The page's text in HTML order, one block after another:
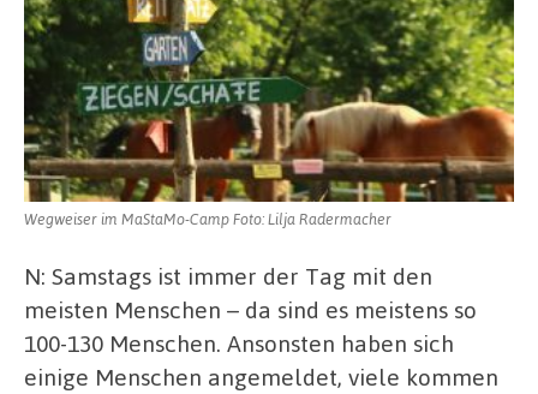
Wegweiser im MaStaMo-Camp Foto: Lilja Radermacher
N: Samstags ist immer der Tag mit den
meisten Menschen – da sind es meistens so
100-130 Menschen. Ansonsten haben sich
einige Menschen angemeldet, viele kommen